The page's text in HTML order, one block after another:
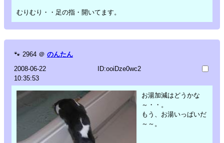
むりむり・・足の指・開いてます。
🐾 2964 ＠ のんたん
2008-06-22
10:35:53
ID:ooiDze0wc2
お湯加減はどうかな
～・・。
もう、お湯いっぱいだ
～～。